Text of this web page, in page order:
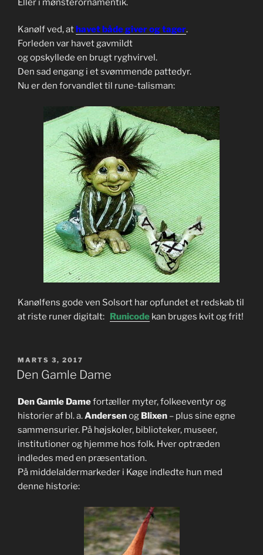
Eller i mønsterornamentik.
Kanølf ved, athavet både giver og tager.
Forleden var havet gavmildt
og opskyllede en brugt ryghvirvel.
Den sad engang i et svømmende pattedyr.
Nu er den forvandlet til rune-talisman:
Kanølfens gode ven Solsort har opfundet et redskab til
at riste runer digitalt: Runicode kan bruges kvit og frit!
UDGIVET
DEN
MARTS 3, 2017
Den Gamle Dame
Den Gamle Damefortæller myter, folkeeventyr og
historier af bl. a.Andersenog Blixen – plus sine egne
sammensurier. På højskoler, biblioteker, museer,
institutioner og hjemme hos folk. Hver optræden
indledes med en præsentation.
På middelaldermarkeder i Køge indledte hun med
denne historie: